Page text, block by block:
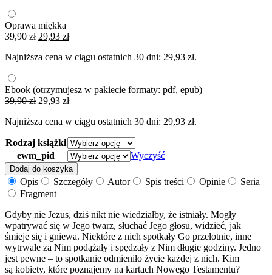
Oprawa miękka
39,90zł Pierwotna
wynosiła:
29,93 złAktualna
wynosi:
Najniższa cena w ciągu ostatnich 30 dni: 29,93 zł.
Ebook (otrzymujesz w pakiecie formaty: pdf, epub)
39,90zł Pierwotna
wynosiła:
29,93 złAktualna
wynosi:
Najniższa cena w ciągu ostatnich 30 dni: 29,93 zł.
Rodzaj książki
ewm_pid
Wyczyść
ilość
Niezapomniane.
Bohaterki
Biblii.
Ewangelie
Dodaj do koszyka
Opis Szczegóły Autor Spis treści Opinie
Seria
Fragment
Gdyby nie Jezus, dziś nikt nie wiedziałby, że istniały. Mogły
wpatrywać się w Jego twarz, słuchać Jego głosu, widzieć, jak
śmieje się i gniewa. Niektóre z nich spotkały Go przelotnie, inne
wytrwale za Nim podążały i spędzały z Nim długie godziny. Jedno
jest pewne – to spotkanie odmieniło życie każdej z nich. Kim
są kobiety, które poznajemy na kartach Nowego Testamentu?